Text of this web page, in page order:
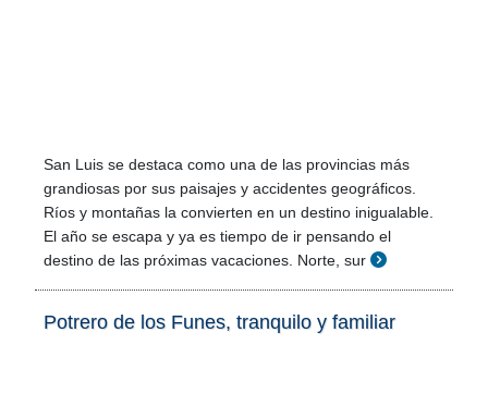
San Luis se destaca como una de las provincias más
grandiosas por sus paisajes y accidentes geográficos.
Ríos y montañas la convierten en un destino inigualable.
El año se escapa y ya es tiempo de ir pensando el
destino de las próximas vacaciones. Norte, sur
Potrero de los Funes, tranquilo y familiar